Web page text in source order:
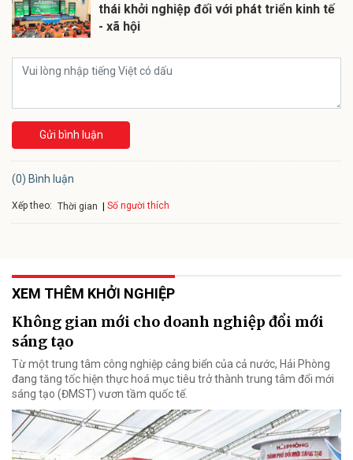
thái khởi nghiệp đối với phát triển kinh tế
- xã hội
Gửi bình luận
(0) Bình luận
Xếp theo: Thời gian Số người thích
XEM THÊM KHỞI NGHIỆP
Không gian mới cho doanh nghiệp đổi mới
sáng tạo
Từ một trung tâm công nghiệp cảng biển của cả nước, Hải Phòng
đang tăng tốc hiện thực hoá mục tiêu trở thành trung tâm đổi mới
sáng tạo (ĐMST) vươn tầm quốc tế.